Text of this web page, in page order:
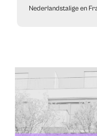
Nederlandstalige en